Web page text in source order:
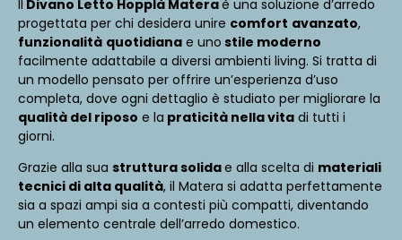
Il Divano Letto Hopplà Materaè una soluzione d’arredo
progettata per chi desidera unire comfort avanzato,
funzionalità quotidiana e uno stile moderno
facilmente adattabile a diversi ambienti living. Si tratta di
un modello pensato per offrire un’esperienza d’uso
completa, dove ogni dettaglio è studiato per migliorare la
qualità del riposo e la praticità nella vita di tutti i
giorni.
Grazie alla sua struttura solidae alla scelta di materiali
tecnici di alta qualità, il Matera si adatta perfettamente
sia a spazi ampi sia a contesti più compatti, diventando
un elemento centrale dell’arredo domestico.